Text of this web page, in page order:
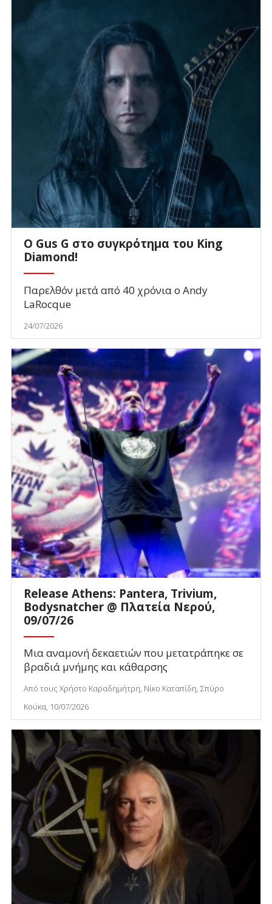
O Gus G στο συγκρότημα του King
Diamond!
Παρελθόν μετά από 40 χρόνια ο Andy
LaRocque
24/07/2026
Release Athens: Pantera, Trivium,
Bodysnatcher @ Πλατεία Νερού,
09/07/26
Μια αναμονή δεκαετιών που μετατράπηκε σε
βραδιά μνήμης και κάθαρσης
Από τους Χρήστο Καραδημήτρη, Νίκο Καταπίδη, Σπύρο
Κούκα, 10/07/2026